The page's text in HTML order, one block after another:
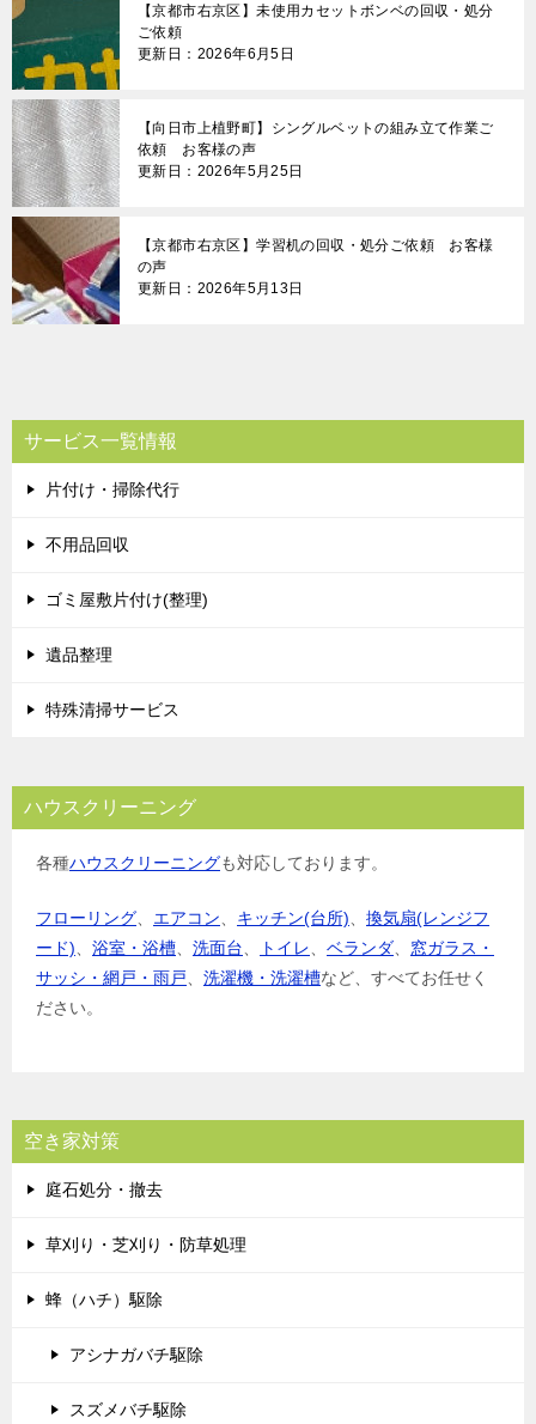
【京都市右京区】未使用カセットボンベの回収・処分
ご依頼
更新日：2026年6月5日
【向日市上植野町】シングルベットの組み立て作業ご
依頼 お客様の声
更新日：2026年5月25日
【京都市右京区】学習机の回収・処分ご依頼 お客様
の声
更新日：2026年5月13日
サービス一覧情報
片付け・掃除代行
不用品回収
ゴミ屋敷片付け(整理)
遺品整理
特殊清掃サービス
ハウスクリーニング
各種ハウスクリーニングも対応しております。
フローリング エアコン キッチン(台所)
換気扇(レンジフ
ード)
浴室・浴槽 洗面台 トイレ ベランダ
窓ガラス・
サッシ・網戸・雨戸
洗濯機・洗濯槽など、すべてお任せく
ださい。
空き家対策
庭石処分・撤去
草刈り・芝刈り・防草処理
蜂（ハチ）駆除
アシナガバチ駆除
スズメバチ駆除